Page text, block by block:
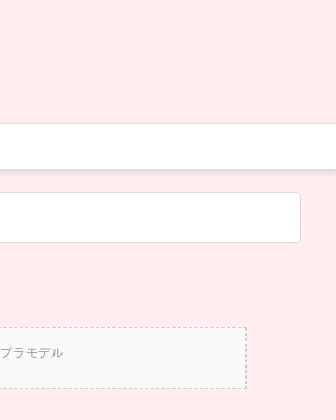
プラモデル